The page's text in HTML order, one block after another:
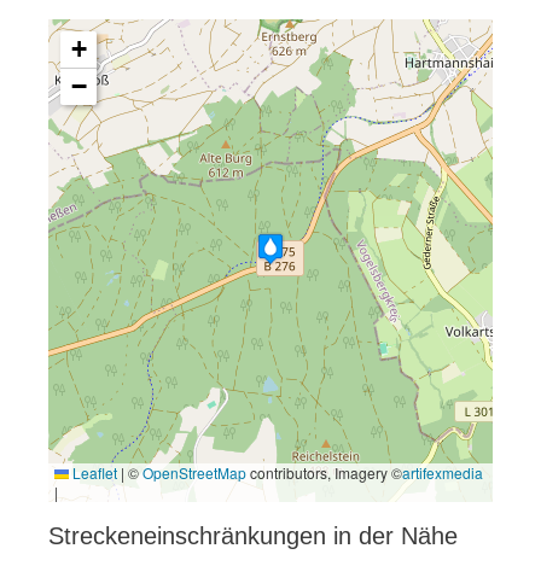
+
−
Leaflet | ©OpenStreetMapcontributors, Imagery ©artifexmedia
|
Streckeneinschränkungen in der Nähe